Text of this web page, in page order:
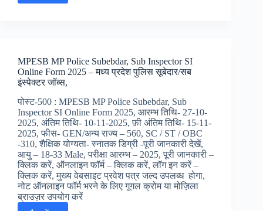
:
राजस्थान
RSSB
जामदार
भर्ती
ऑनलाइन
फॉर्म
,
MPESB MP Police Subebdar, Sub Inspector SI
Online Form 2025 – मध्य प्रदेश पुलिस सूबेदार/सब
इंस्पेक्टर जॉब्स,
पोस्ट-500 : MPESB MP Police Subebdar, Sub
Inspector SI Online Form 2025, आरम्भ तिथि- 27-10-
2025, अंतिम तिथि- 10-11-2025, फ़ी अंतिम तिथि- 15-11-
2025, फीस- GEN/अन्य राज्य – 560, SC / ST / OBC
-310, शैक्षिक योग्यता- स्नातक डिग्री -पूरी जानकारी देखें,
आयु – 18-33 Male, परीक्षा आरम्भ – 2025, पूरी जानकारी –
क्लिक करें, ऑनलाइन फॉर्म – क्लिक करें, लॉग इन करें –
क्लिक करें, मुख्य वेबसाइट प्रवेश पत्र जल्द उपलब्ध होगा,
नोट ऑनलाइन फॉर्म भरने के लिए गूगल क्रोम या मोज़िला
ब्राउज़र उपयोग करें